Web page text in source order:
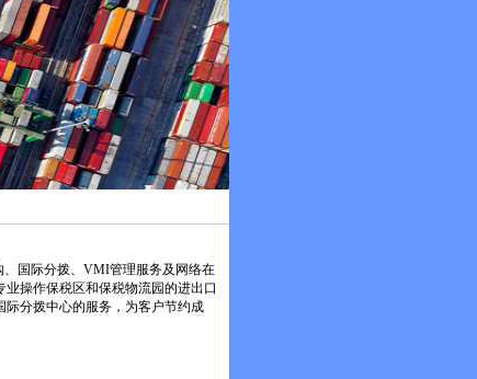
国际分拨、VMI管理服务及网络在
操作保税区和保税物流园的进出口
分拨中心的服务，为客户节约成